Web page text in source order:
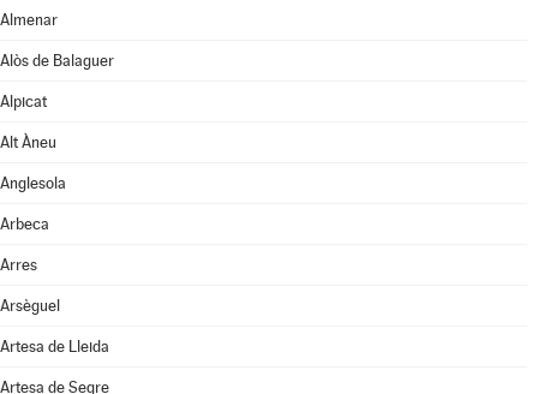
Almenar
Alòs de Balaguer
Alpicat
Alt Àneu
Anglesola
Arbeca
Arres
Arsèguel
Artesa de Lleida
Artesa de Segre